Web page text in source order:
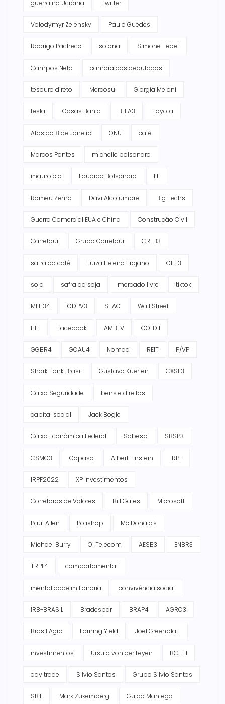
guerra na Ucrânia Twitter
Volodymyr Zelensky Paulo Guedes
Rodrigo Pacheco solana Simone Tebet
Campos Neto camara dos deputados
tesouro direto Mercosul Giorgia Meloni
tesla Casas Bahia BHIA3 Toyota
Atos do 8 de Janeiro ONU café
Marcos Pontes michelle bolsonaro
mauro cid Eduardo Bolsonaro FII
Romeu Zema Davi Alcolumbre Big Techs
Guerra Comercial EUA e China Construção Civil
Carrefour Grupo Carrefour CRFB3
safra do café Luiza Helena Trajano CIEL3
soja safra da soja mercado livre tiktok
MELI34 ODPV3 STAG Wall Street
ETF Facebook AMBEV GOLD11
GGBR4 GOAU4 Nomad REIT P/VP
Shark Tank Brasil Gustavo Kuerten CXSE3
Caixa Seguridade bens e direitos
capital social Jack Bogle
Caixa Econômica Federal Sabesp SBSP3
CSMG3 Copasa Albert Einstein IRPF
IRPF2022 XP Investimentos
Corretoras de Valores Bill Gates Microsoft
Paul Allen Polishop Mc Donald's
Michael Burry Oi Telecom AESB3 ENBR3
TRPL4 comportamental
mentalidade milionaria convivência social
IRB-BRASIL Bradespar BRAP4 AGRO3
Brasil Agro Earning Yield Joel Greenblatt
investimentos Ursula von der Leyen BCFF11
day trade Silvio Santos Grupo Silvio Santos
SBT Mark Zukemberg Guido Mantega